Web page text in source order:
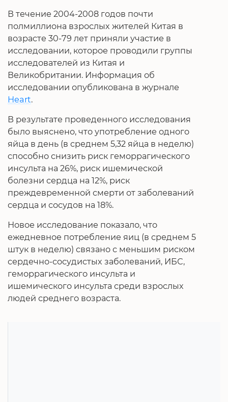
В течение 2004-2008 годов почти
полмиллиона взрослых жителей Китая в
возрасте 30-79 лет приняли участие в
исследовании, которое проводили группы
исследователей из Китая и
Великобритании. Информация об
исследовании опубликована в журнале
Heart.
В результате проведенного исследования
было выяснено, что употребление одного
яйца в день (в среднем 5,32 яйца в неделю)
способно снизить риск геморрагического
инсульта на 26%, риск ишемической
болезни сердца на 12%, риск
преждевременной смерти от заболеваний
сердца и сосудов на 18%.
Новое исследование показало, что
ежедневное потребление яиц (в среднем 5
штук в неделю) связано с меньшим риском
сердечно-сосудистых заболеваний, ИБС,
геморрагического инсульта и
ишемического инсульта среди взрослых
людей среднего возраста.